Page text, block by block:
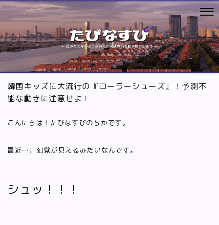
韓国キッズに大流行の『ローラーシューズ』！予測不
能な動きに注意せよ！
こんにちは！たびなすびのちかです。
最近…、幻覚が見えるみたいなんです。
シュッ！！！